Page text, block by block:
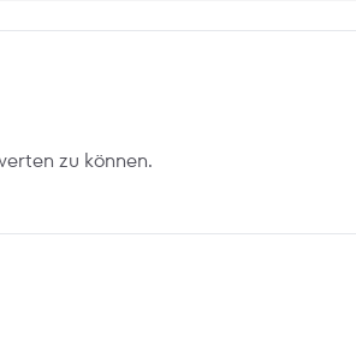
zu können.